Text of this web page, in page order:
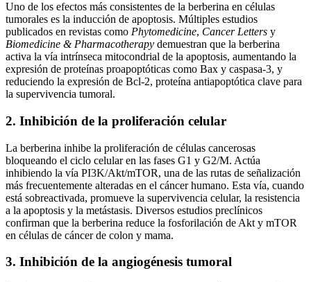
Uno de los efectos más consistentes de la berberina en células
tumorales es la inducción de apoptosis. Múltiples estudios
publicados en revistas como Phytomedicine, Cancer Letters y
Biomedicine & Pharmacotherapy demuestran que la berberina
activa la vía intrínseca mitocondrial de la apoptosis, aumentando la
expresión de proteínas proapoptóticas como Bax y caspasa-3, y
reduciendo la expresión de Bcl-2, proteína antiapoptótica clave para
la supervivencia tumoral.
2. Inhibición de la proliferación celular
La berberina inhibe la proliferación de células cancerosas
bloqueando el ciclo celular en las fases G1 y G2/M. Actúa
inhibiendo la vía PI3K/Akt/mTOR, una de las rutas de señalización
más frecuentemente alteradas en el cáncer humano. Esta vía, cuando
está sobreactivada, promueve la supervivencia celular, la resistencia
a la apoptosis y la metástasis. Diversos estudios preclínicos
confirman que la berberina reduce la fosforilación de Akt y mTOR
en células de cáncer de colon y mama.
3. Inhibición de la angiogénesis tumoral